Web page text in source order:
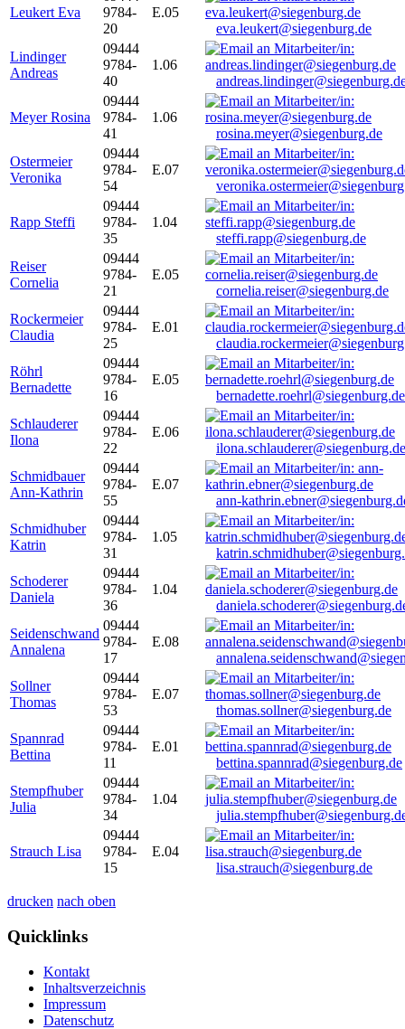
Leukert Eva
9784-
20
E.05
eva.leukert@siegenburg.de
Lindinger
Andreas
09444
9784-
40
1.06
Meyer Rosina
09444
9784-
41
1.06
rosina.meyer@siegenburg.de
Ostermeier
Veronika
09444
9784-
54
E.07
Rapp Steffi
09444
9784-
35
1.04
steffi.rapp@siegenburg.de
Reiser
Cornelia
09444
9784-
21
E.05
cornelia.reiser@siegenburg.de
Rockermeier
Claudia
09444
9784-
25
E.01
Röhrl
Bernadette
09444
9784-
16
E.05
bernadette.roehrl@siegenburg.de
Schlauderer
Ilona
09444
9784-
22
E.06
ilona.schlauderer@siegenburg.de
Schmidbauer
Ann-Kathrin
09444
9784-
55
E.07
ann-
Schmidhuber
Katrin
09444
9784-
31
1.05
Schoderer
Daniela
09444
9784-
36
1.04
Seidenschwand
Annalena
09444
9784-
17
E.08
Sollner
Thomas
09444
9784-
53
E.07
thomas.sollner@siegenburg.de
Spannrad
Bettina
09444
9784-
11
E.01
bettina.spannrad@siegenburg.de
Stempfhuber
Julia
09444
9784-
34
1.04
Strauch Lisa
09444
9784-
15
E.04
lisa.strauch@siegenburg.de
drucken nach oben
Quicklinks
Kontakt
Inhaltsverzeichnis
Impressum
Datenschutz